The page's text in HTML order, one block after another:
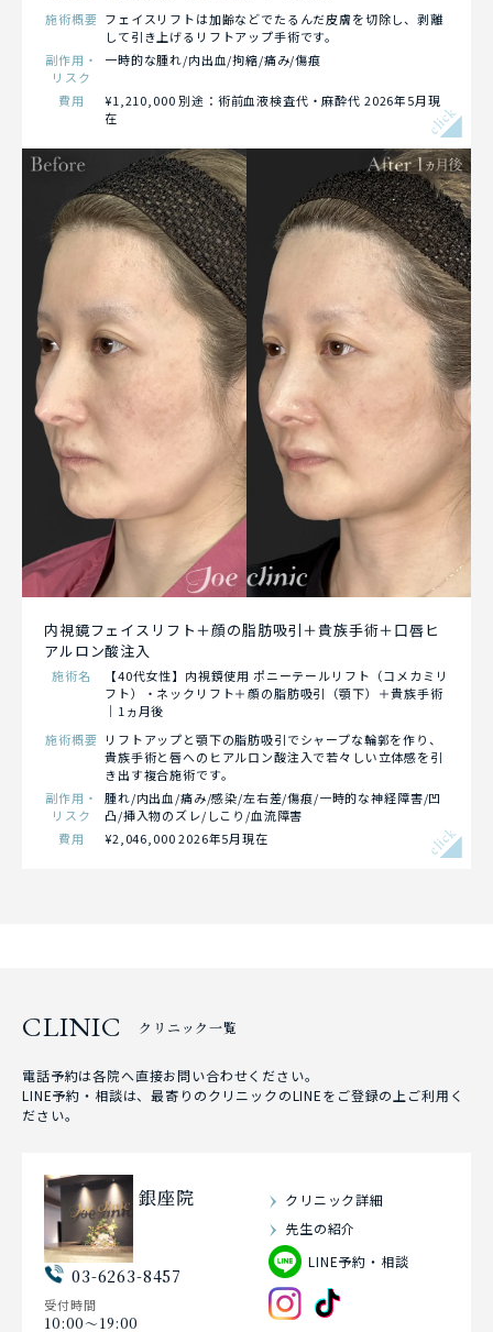
施術概要 フェイスリフトは加齢などでたるんだ皮膚を切除し、剥離
して引き上げるリフトアップ手術です。
副作用・
リスク
一時的な腫れ/内出血/拘縮/痛み /傷痕
費用
¥1,210,000 別途：術前血液検査代・麻酔代 2026年5月現
在
click
内視鏡フェイスリフト＋顔の脂肪吸引＋貴族手術＋口唇ヒ
アルロン酸注入
施術名
【40代女性】内視鏡使用 ポニーテールリフト（コメカミリ
フト）・ネックリフト＋顔の脂肪吸引（顎下）＋貴族手術
｜1ヵ月後
施術概要 リフトアップと顎下の脂肪吸引でシャープな輪郭を作り、
貴族手術と唇へのヒアルロン酸注入で若々しい立体感を引
き出す複合施術です。
副作用・
リスク
腫れ/内出血/痛み/感染/左右差/傷痕/一時的な神経障害/凹
凸/挿入物のズレ/しこり/血流障害
費用
¥2,046,000 2026年5月現在 click
CLINIC クリニック一覧
電話予約は各院へ直接お問い合わせください。
LINE予約・相談は、最寄りのクリニックのLINEをご登録の上ご利用く
ださい。
銀座院
03-6263-8457
受付時間
10:00〜19:00
クリニック詳細
先生の紹介
LINE予約・相談